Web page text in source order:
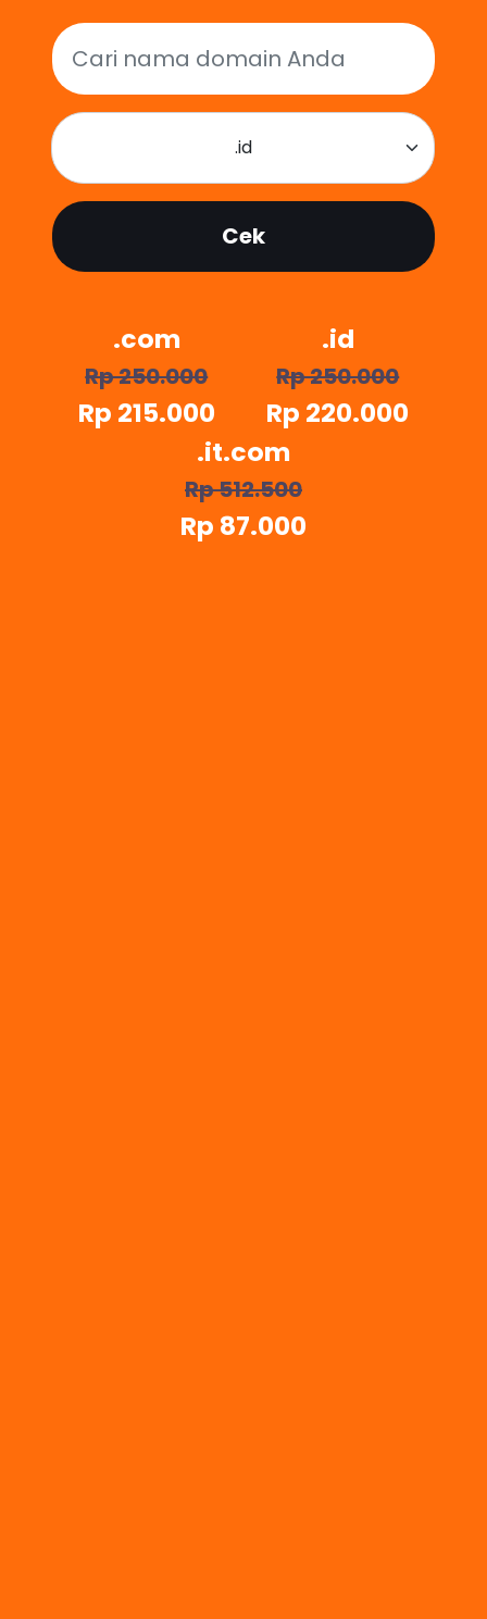
.id
Cek
.com
Rp 250.000
Rp 215.000
.id
Rp 250.000
Rp 220.000
.it.com
Rp 512.500
Rp 87.000